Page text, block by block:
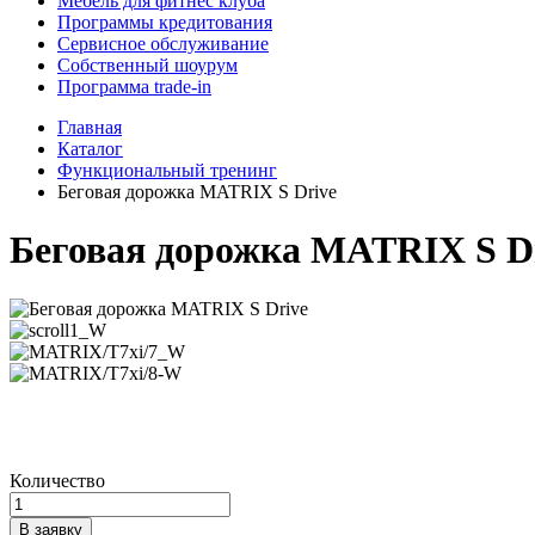
Программы кредитования
Сервисное обслуживание
Собственный шоурум
Программа trade-in
Главная
Каталог
Функциональный тренинг
Беговая дорожка MATRIX S Drive
Беговая дорожка MATRIX S
Количество
В заявку